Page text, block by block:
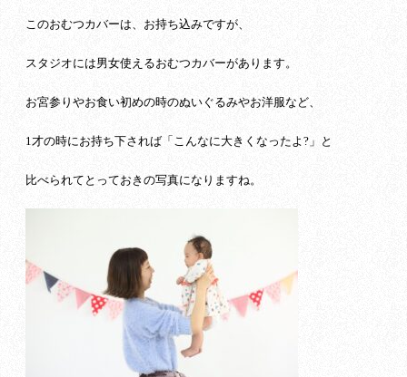
このおむつカバーは、お持ち込みですが、
スタジオには男女使えるおむつカバーがあります。
お宮参りやお食い初めの時のぬいぐるみやお洋服など、
1才の時にお持ち下されば「こんなに大きくなったよ?」と
比べられてとっておきの写真になりますね。